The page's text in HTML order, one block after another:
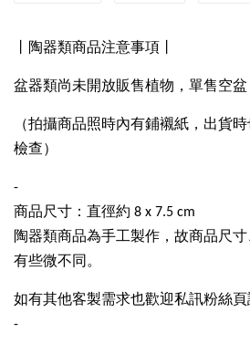
丨陶器類商品注意事項丨
盆器類尚未開放販售植物，單售空盆
（拍攝商品照時內有鋪襯紙，出貨
檢查）
-
商品尺寸：直徑約 8 x 7.5 cm
陶器類商品為手工製作，故商品尺
有些微不同。
如有其他客製需求也歡迎私訊粉絲頁
-